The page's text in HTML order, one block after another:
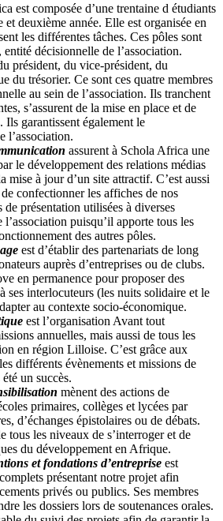
est composée d’une trentaine d étudiants
deuxième année. Elle est organisée en
les différentes tâches. Ces pôles sont
décisionnelle de l’association.
président, du vice-président, du
du trésorier. Ce sont ces quatre membres
au sein de l’association. Ils tranchent
s’assurent de la mise en place et de
Ils garantissent également le
l’association.
assurent à Schola Africa une
le développement des relations médias
mise à jour d’un site attractif. C’est aussi
confectionner les affiches de nos
présentation utilisées à diverses
puisqu’il apporte tous les
des autres pôles.
est d’établir des partenariats de long
auprès d’entreprises ou de clubs.
en permanence pour proposer des
ses interlocuteurs (les nuits solidaire et le
au contexte socio-économique.
est l’organisation Avant tout
annuelles, mais aussi de tous les
en région Lilloise. C’est grâce aux
différents évènements et missions de
un succès.
mènent des actions de
primaires, collèges et lycées par
d’échanges épistolaires ou de débats.
tous les niveaux de s’interroger et de
du développement en Afrique.
et fondations d’entreprise est
présentant notre projet afin
privés ou publics. Ses membres
les dossiers lors de soutenances orales.